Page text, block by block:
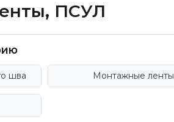
ПСУЛ
шва Монтажные ленты